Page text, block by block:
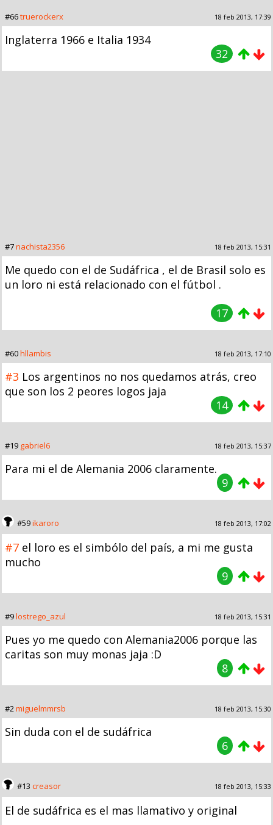
#66truerockerx 18 feb 2013, 17:39
Inglaterra 1966 e Italia 1934
32
#7nachista2356 18 feb 2013, 15:31
Me quedo con el de Sudáfrica , el de Brasil solo es
un loro ni está relacionado con el fútbol .
17
#60hllambis 18 feb 2013, 17:10
#3 Los argentinos no nos quedamos atrás, creo
que son los 2 peores logos jaja
14
#19 gabriel6 18 feb 2013, 15:37
Para mi el de Alemania 2006 claramente.
9
#59ikaroro 18 feb 2013, 17:02
#7 el loro es el simbólo del país, a mi me gusta
mucho
9
#9lostrego_azul 18 feb 2013, 15:31
Pues yo me quedo con Alemania2006 porque las
caritas son muy monas jaja :D
8
#2miguelmmrsb 18 feb 2013, 15:30
Sin duda con el de sudáfrica
6
#13 creasor 18 feb 2013, 15:33
El de sudáfrica es el mas llamativo y original